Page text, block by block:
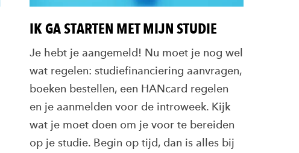
IK GA STARTEN MET MIJN STUDIE
Je hebt je aangemeld! Nu moet je nog wel
wat regelen: studiefinanciering aanvragen,
boeken bestellen, een HANcard regelen
en je aanmelden voor de introweek. Kijk
wat je moet doen om je voor te bereiden
op je studie. Begin op tijd, dan is alles bij